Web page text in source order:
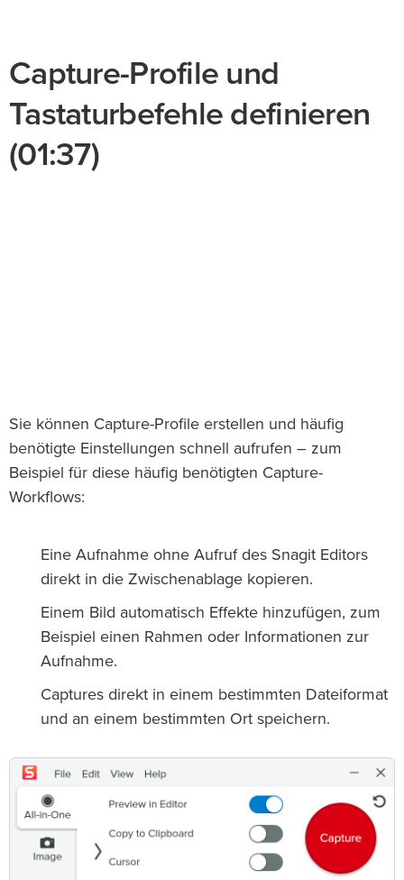
Capture-Profile und
Tastaturbefehle definieren
(01:37)
Sie können Capture-Profile erstellen und häufig
benötigte Einstellungen schnell aufrufen – zum
Beispiel für diese häufig benötigten Capture-
Workflows:
Eine Aufnahme ohne Aufruf des Snagit Editors
direkt in die Zwischenablage kopieren.
Einem Bild automatisch Effekte hinzufügen, zum
Beispiel einen Rahmen oder Informationen zur
Aufnahme.
Captures direkt in einem bestimmten Dateiformat
und an einem bestimmten Ort speichern.